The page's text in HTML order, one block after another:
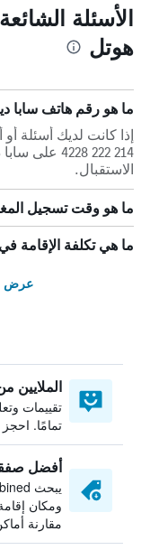
الأسئلة
هوتل
ما هو رقم هاتف سابا
214 222
الاستقبال.
ما هو وقت تسجيل
ما هي تكلفة الإقامة
عرض
الملايين
تقييمات
تمامًا. احجز
أفضل
ومكان
مقارنة